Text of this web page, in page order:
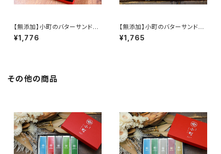
【無添加】小町のバターサンド5
個入りB
¥1,776
【無添加】小町のバターサンド5
個入り『和』
¥1,765
その他の商品